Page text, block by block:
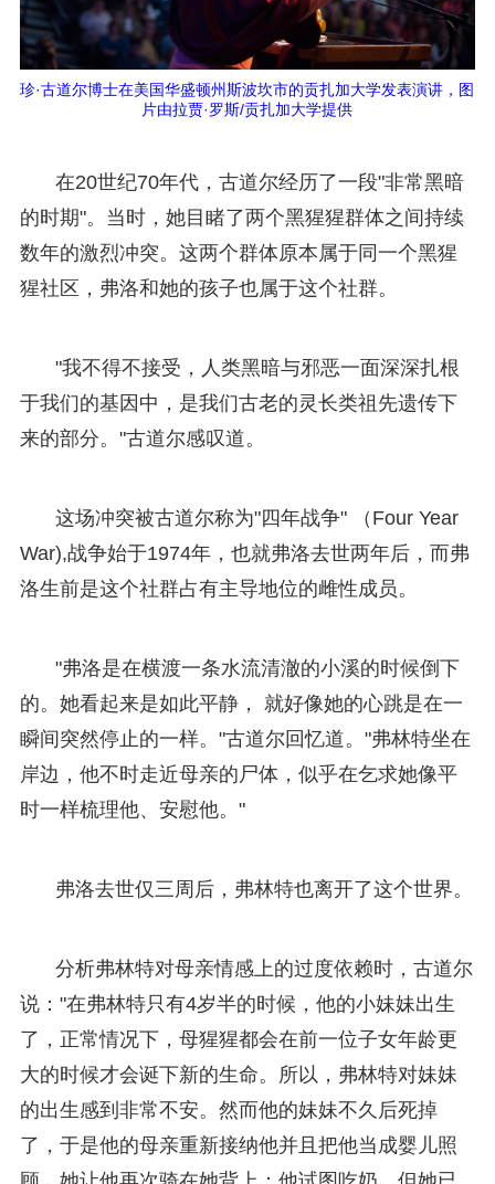
珍·古道尔博士在美国华盛顿州斯波坎市的贡扎加大学发表演讲，图
片由拉贾·罗斯/贡扎加大学提供
在20世纪70年代，古道尔经历了一段"非常黑暗
的时期"。当时，她目睹了两个黑猩猩群体之间持续
数年的激烈冲突。这两个群体原本属于同一个黑猩
猩社区，弗洛和她的孩子也属于这个社群。
"我不得不接受，人类黑暗与邪恶一面深深扎根
于我们的基因中，是我们古老的灵长类祖先遗传下
来的部分。"古道尔感叹道。
这场冲突被古道尔称为"四年战争" （Four Year
War),战争始于1974年，也就弗洛去世两年后，而弗
洛生前是这个社群占有主导地位的雌性成员。
"弗洛是在横渡一条水流清澈的小溪的时候倒下
的。她看起来是如此平静， 就好像她的心跳是在一
瞬间突然停止的一样。"古道尔回忆道。"弗林特坐在
岸边，他不时走近母亲的尸体，似乎在乞求她像平
时一样梳理他、安慰他。"
弗洛去世仅三周后，弗林特也离开了这个世界。
分析弗林特对母亲情感上的过度依赖时，古道尔
说："在弗林特只有4岁半的时候，他的小妹妹出生
了，正常情况下，母猩猩都会在前一位子女年龄更
大的时候才会诞下新的生命。所以，弗林特对妹妹
的出生感到非常不安。然而他的妹妹不久后死掉
了，于是他的母亲重新接纳他并且把他当成婴儿照